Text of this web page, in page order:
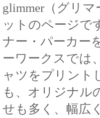
glimmer（グリ
ットのページで
ナー・パーカー
ーワークスでは
ャツをプリント
も、オリジナル
せも多く、幅広